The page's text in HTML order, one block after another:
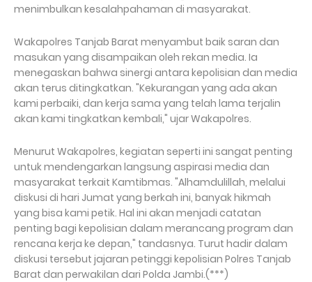
menimbulkan kesalahpahaman di masyarakat.
Wakapolres Tanjab Barat menyambut baik saran dan
masukan yang disampaikan oleh rekan media. Ia
menegaskan bahwa sinergi antara kepolisian dan media
akan terus ditingkatkan. "Kekurangan yang ada akan
kami perbaiki, dan kerja sama yang telah lama terjalin
akan kami tingkatkan kembali," ujar Wakapolres.
Menurut Wakapolres, kegiatan seperti ini sangat penting
untuk mendengarkan langsung aspirasi media dan
masyarakat terkait Kamtibmas. "Alhamdulillah, melalui
diskusi di hari Jumat yang berkah ini, banyak hikmah
yang bisa kami petik. Hal ini akan menjadi catatan
penting bagi kepolisian dalam merancang program dan
rencana kerja ke depan," tandasnya. Turut hadir dalam
diskusi tersebut jajaran petinggi kepolisian Polres Tanjab
Barat dan perwakilan dari Polda Jambi.(***)